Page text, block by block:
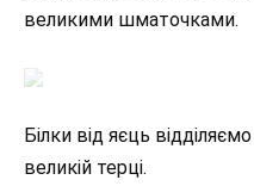
великими шматочками.
Білки від яєць
великій терці.